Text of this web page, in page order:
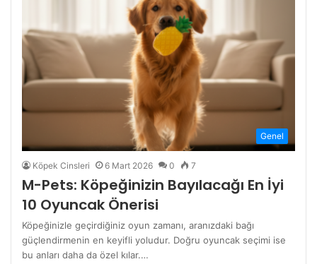
Genel
Köpek Cinsleri 6 Mart 2026 0 7
M-Pets: Köpeğinizin Bayılacağı En İyi
10 Oyuncak Önerisi
Köpeğinizle geçirdiğiniz oyun zamanı, aranızdaki bağı
güçlendirmenin en keyifli yoludur. Doğru oyuncak seçimi ise
bu anları daha da özel kılar.…